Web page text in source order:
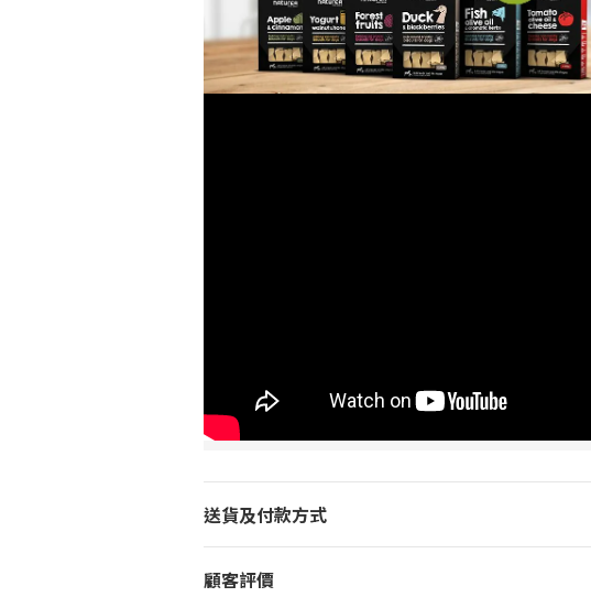
送貨及付款方式
顧客評價